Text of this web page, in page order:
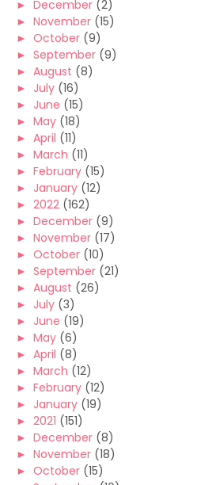
► December (2)
► November (15)
► October (9)
► September (9)
► August (8)
► July (16)
► June (15)
► May (18)
► April (11)
► March (11)
► February (15)
► January (12)
► 2022 (162)
► December (9)
► November (17)
► October (10)
► September (21)
► August (26)
► July (3)
► June (19)
► May (6)
► April (8)
► March (12)
► February (12)
► January (19)
► 2021 (151)
► December (8)
► November (18)
► October (15)